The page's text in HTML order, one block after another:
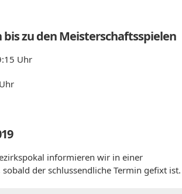
zu den Meisterschaftsspielen
Uhr
informieren wir in einer
der schlussendliche Termin gefixt ist.